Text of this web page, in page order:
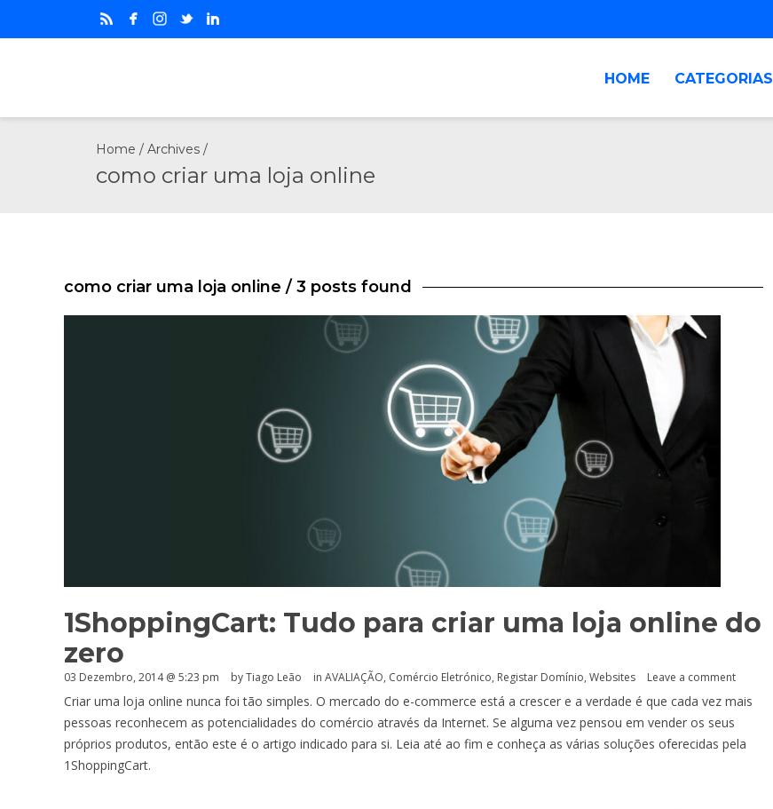
HOME CATEGORIAS
Home / Archives /
como criar uma loja online
como criar uma loja online / 3 posts found
1ShoppingCart: Tudo para criar uma loja online do
zero
03 Dezembro, 2014 @ 5:23 pm by Tiago Leão in AVALIAÇÃO, Comércio Eletrónico, Registar Domínio, Websites Leave a comment
Criar uma loja online nunca foi tão simples. O mercado do e-commerce está a crescer e a verdade é que cada vez mais
pessoas reconhecem as potencialidades do comércio através da Internet. Se alguma vez pensou em vender os seus
próprios produtos, então este é o artigo indicado para si. Leia até ao fim e conheça as várias soluções oferecidas pela
1ShoppingCart.